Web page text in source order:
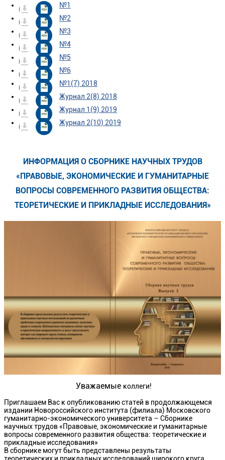
№1
№2
№3
№4
№5
№6
№1(7) 2018
Журнал 2(8) 2018
Журнал 1(9) 2019
Журнал 2(10) 2019
ИНФОРМАЦИЯ О СБОРНИКЕ НАУЧНЫХ ТРУДОВ
«ПРАВОВЫЕ, ЭКОНОМИЧЕСКИЕ И ГУМАНИТАРНЫЕ
ВОПРОСЫ СОВРЕМЕННОГО РАЗВИТИЯ ОБЩЕСТВА:
ТЕОРЕТИЧЕСКИЕ И ПРИКЛАДНЫЕ ИССЛЕДОВАНИЯ»
Уважаемые коллеги!
Приглашаем Вас к опубликованию статей в продолжающемся
издании Новороссийского института (филиала) Московского
гуманитарно-экономического университета – Сборнике
научных трудов «Правовые, экономические и гуманитарные
вопросы современного развития общества: теоретические и
прикладные исследования»
В сборнике могут быть представлены результаты
теоретических и прикладных исследований широкого круга